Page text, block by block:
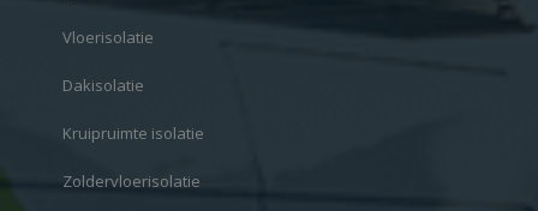
Vloerisolatie
Dakisolatie
Kruipruimte isolatie
Zoldervloerisolatie